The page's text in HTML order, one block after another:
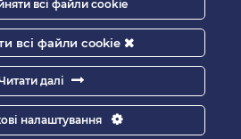
Biolights - All rights reserved.
всі файли cookie
всі файли cookie
далі
налаштування